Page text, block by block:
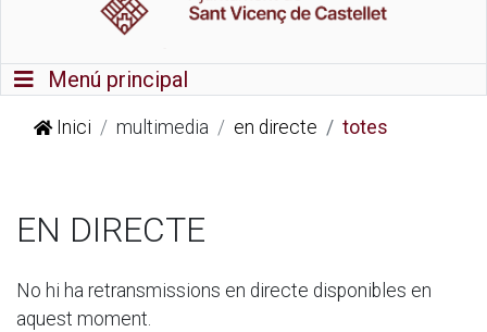
Commutador de navegació
Menú principal
Inici multimedia en directe totes
EN DIRECTE
No hi ha retransmissions en directe disponibles en
aquest moment.